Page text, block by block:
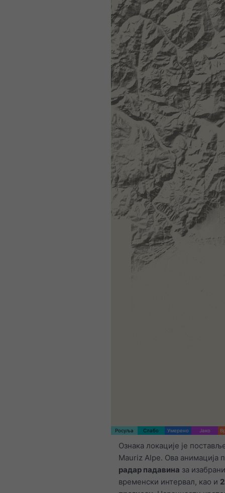
Росуља Слабо Умерено Јако
Ознака локације је
Mauriz Alpe. Ова анимација
радар падавина за изабрани
временски интервал, као и